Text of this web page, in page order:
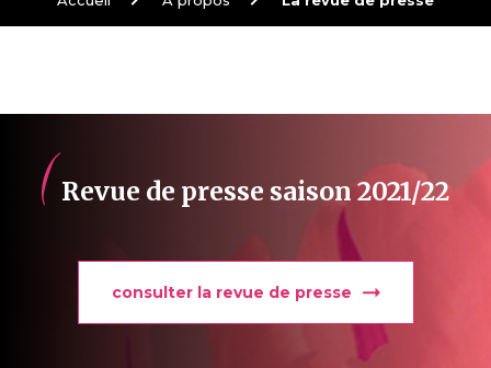
Fil
Revue de presse saison 2021/22
consulter la revue de presse